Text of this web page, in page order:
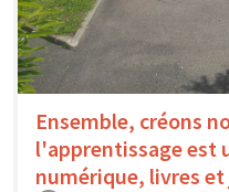
Ensemble, créons
l'apprentissage est
numérique, livres